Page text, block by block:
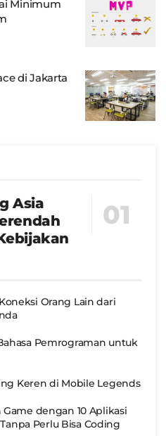
Minimum
di Jakarta
Asia
Orang Lain dari
Pemrograman untuk
Keren di Mobile Legends
dengan 10 Aplikasi
Perlu Bisa Coding